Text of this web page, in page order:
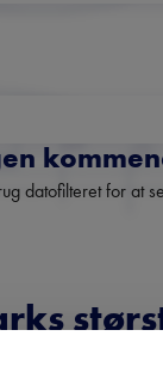
datofilteret for at